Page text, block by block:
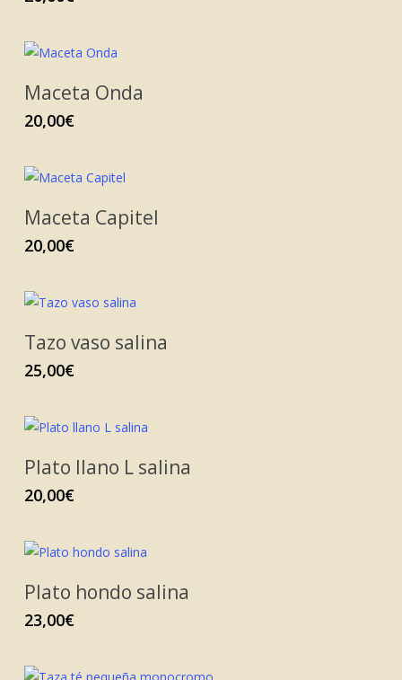
Maceta Onda
20,00€
Maceta Capitel
20,00€
Tazo vaso salina
25,00€
Plato llano L salina
20,00€
Plato hondo salina
23,00€